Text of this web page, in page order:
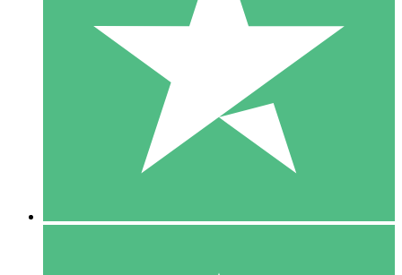
Pague conforme o uso com créditos de download. Sem
1000